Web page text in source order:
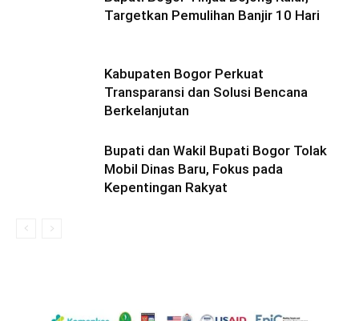
Targetkan Pemulihan Banjir 10 Hari
Kabupaten Bogor Perkuat
Transparansi dan Solusi Bencana
Berkelanjutan
Bupati dan Wakil Bupati Bogor Tolak
Mobil Dinas Baru, Fokus pada
Kepentingan Rakyat